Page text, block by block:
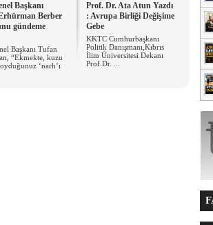
Başkanı
Berber
gündeme
Başkanı Tufan
“Ekmekte, kuzu
‘narh’ı
Prof. Dr. Ata Atun Yazdı
: Avrupa Birliği Değişime
Gebe
KKTC Cumhurbaşkanı
Politik Danışmanı,Kıbrıs
İlim Üniversitesi Dekanı
Prof.Dr. ...